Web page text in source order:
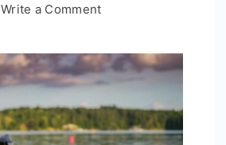
Write a Commenton
个
不
明
真
相